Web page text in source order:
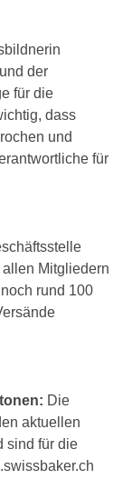
der
für die
dass
und
für
Mitgliedern
rund 100
Die
aktuellen
sind für die